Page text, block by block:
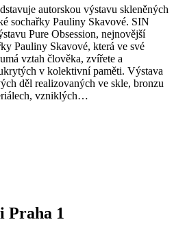
autorskou výstavu skleněných
sochařky Pauliny Skavové. SIN
Pure Obsession, nejnovější
Pauliny Skavové, která ve své
vztah člověka, zvířete a
v kolektivní paměti. Výstava
děl realizovaných ve skle, bronzu
vzniklých…
Praha 1